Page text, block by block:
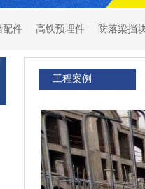
配件 高铁预埋件 防落梁挡
工程案例